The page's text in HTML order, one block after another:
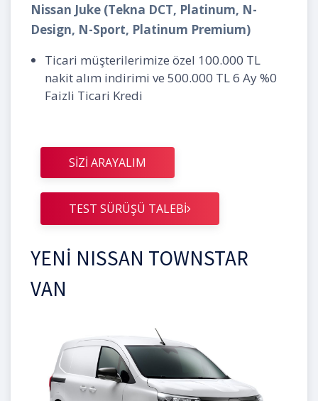
Nissan Juke (Tekna DCT, Platinum, N-
Design, N-Sport, Platinum Premium)
Ticari müşterilerimize özel 100.000 TL
nakit alım indirimi ve 500.000 TL 6 Ay %0
Faizli Ticari Kredi
SİZİ ARAYALIM
TEST SÜRÜŞÜ TALEBİ
YENİ NISSAN TOWNSTAR
VAN